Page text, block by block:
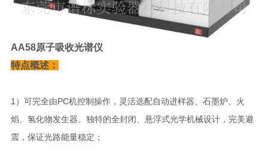
AA58原子吸收光谱仪
特点概述：
1）可完全由PC机控制操作，灵活选配自动进样器、石墨炉、火
焰、氢化物发生器。独特的全封闭、悬浮式光学机械设计，完美避
震，保证光路能量稳定；